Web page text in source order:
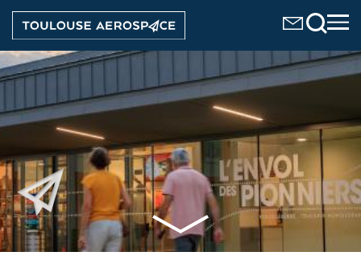
Aller
au
principal
Image